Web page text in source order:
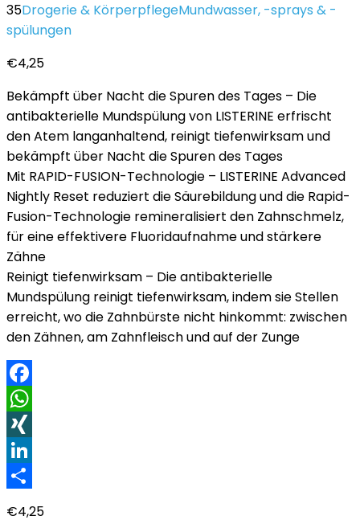
35Drogerie & KörperpflegeMundwasser, -sprays & -
spülungen
€4,25
Bekämpft über Nacht die Spuren des Tages – Die
antibakterielle Mundspülung von LISTERINE erfrischt
den Atem langanhaltend, reinigt tiefenwirksam und
bekämpft über Nacht die Spuren des Tages
Mit RAPID-FUSION-Technologie – LISTERINE Advanced
Nightly Reset reduziert die Säurebildung und die Rapid-
Fusion-Technologie remineralisiert den Zahnschmelz,
für eine effektivere Fluoridaufnahme und stärkere
Zähne
Reinigt tiefenwirksam – Die antibakterielle
Mundspülung reinigt tiefenwirksam, indem sie Stellen
erreicht, wo die Zahnbürste nicht hinkommt: zwischen
den Zähnen, am Zahnfleisch und auf der Zunge
Facebook
WhatsApp
XING
LinkedIn
€4,25